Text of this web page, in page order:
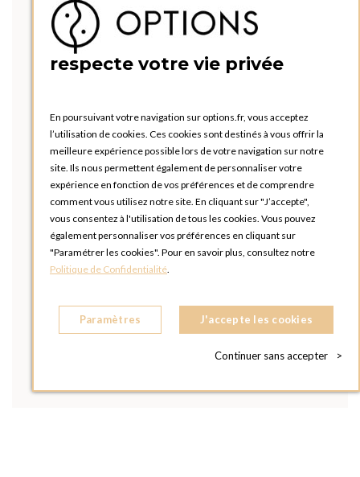
respecte votre vie privée
En poursuivant votre navigation sur options.fr, vous acceptez
l’utilisation de cookies. Ces cookies sont destinés à vous offrir la
meilleure expérience possible lors de votre navigation sur notre
site. Ils nous permettent également de personnaliser votre
expérience en fonction de vos préférences et de comprendre
comment vous utilisez notre site. En cliquant sur "J’accepte",
vous consentez à l'utilisation de tous les cookies. Vous pouvez
également personnaliser vos préférences en cliquant sur
"Paramétrer les cookies". Pour en savoir plus, consultez notre
Politique de Confidentialité.
Paramètres J'accepte les cookies
Continuer sans accepter >